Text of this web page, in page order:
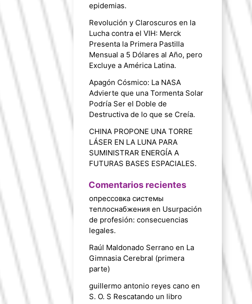
epidemias.
Revolución y Claroscuros en la
Lucha contra el VIH: Merck
Presenta la Primera Pastilla
Mensual a 5 Dólares al Año, pero
Excluye a América Latina.
Apagón Cósmico: La NASA
Advierte que una Tormenta Solar
Podría Ser el Doble de
Destructiva de lo que se Creía.
CHINA PROPONE UNA TORRE
LÁSER EN LA LUNA PARA
SUMINISTRAR ENERGÍA A
FUTURAS BASES ESPACIALES.
Comentarios recientes
опрессовка системы
теплоснабжения en Usurpación
de profesión: consecuencias
legales.
Raúl Maldonado Serrano en La
Gimnasia Cerebral (primera
parte)
guillermo antonio reyes cano en
S. O. S Rescatando un libro